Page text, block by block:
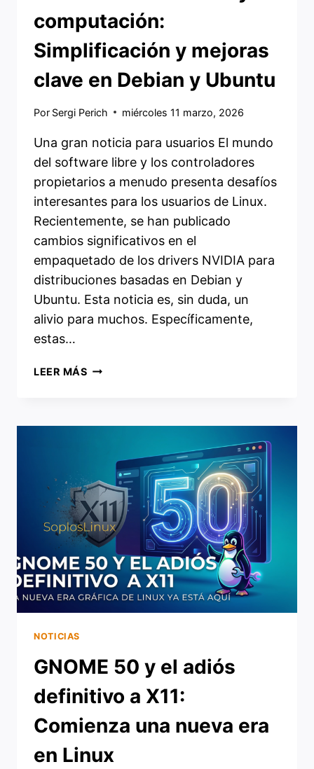
computación:
Simplificación y mejoras
clave en Debian y Ubuntu
Por Sergi Perich miércoles 11 marzo, 2026
Una gran noticia para usuarios El mundo
del software libre y los controladores
propietarios a menudo presenta desafíos
interesantes para los usuarios de Linux.
Recientemente, se han publicado
cambios significativos en el
empaquetado de los drivers NVIDIA para
distribuciones basadas en Debian y
Ubuntu. Esta noticia es, sin duda, un
alivio para muchos. Específicamente,
estas…
LEER MÁSDRIVERS
MEJORAS
CLAVE
EN
DEBIAN
Y
UBUNTU
NOTICIAS
GNOME 50 y el adiós
definitivo a X11:
Comienza una nueva era
en Linux